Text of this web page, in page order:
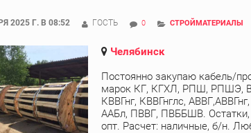
2025 Г. В 08:52 ГОСТЬ 0 СТРОЙМАТЕРИАЛЫ
Челябинск
Постоянно закупаю кабель/
марок КГ, КГХЛ, РПШ, РПШЭ,
КВВГнг, КВВГнглс,
ААБл, ПВВГ, ПВББШВ. Остатки,
опт. Расчет: наличные, б/н.